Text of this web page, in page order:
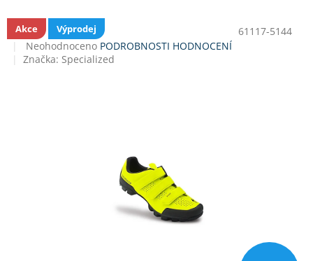
61117-5144
Akce Výprodej
Průměrné
hodnocení
Neohodnoceno PODROBNOSTI HODNOCENÍ
Značka: Specialized